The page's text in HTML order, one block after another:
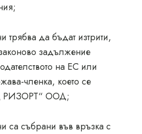
трябва да бъдат изтрити,
задължение
на ЕС или
членка, което се
РИЗОРТ“ ООД;
са събрани във връзка с